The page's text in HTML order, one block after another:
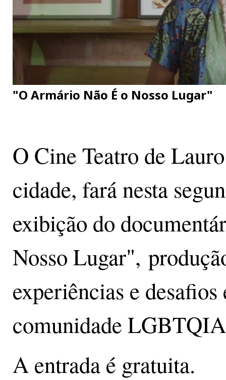
"O Armário Não É o Nosso Lugar"
O Cine Teatro de
cidade, fará nesta
exibição do
Nosso Lugar",
experiências e
comunidade
A entrada é gratuita.